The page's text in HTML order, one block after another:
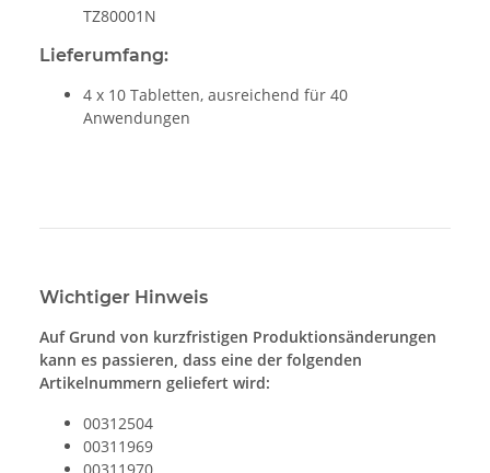
TZ80001N
Lieferumfang:
4 x 10 Tabletten, ausreichend für 40
Anwendungen
Wichtiger Hinweis
Auf Grund von kurzfristigen Produktionsänderungen
kann es passieren, dass eine der folgenden
Artikelnummern geliefert wird:
00312504
00311969